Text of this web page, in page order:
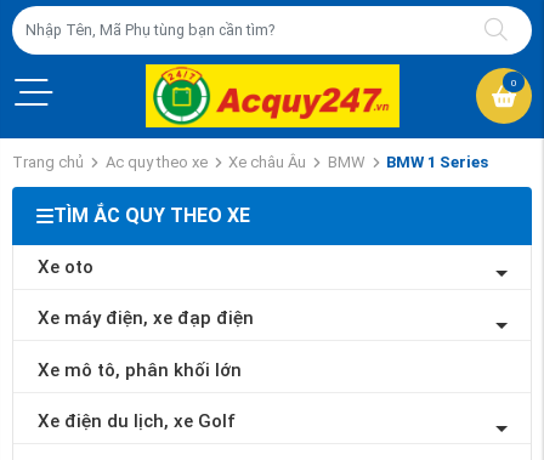
0
Trang chủ Ac quy theo xe Xe châu Âu BMW BMW 1 Series
TÌM ẮC QUY THEO XE
Xe oto
Xe máy điện, xe đạp điện
Xe mô tô, phân khối lớn
Xe điện du lịch, xe Golf